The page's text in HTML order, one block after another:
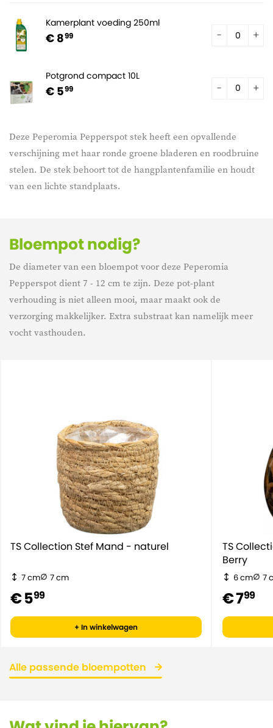
Deze Peperomia Pepperspot stek heeft een opvallende
verschijning met haar ronde groene bladeren en roodbruine
stelen. De stek behoort tot de hangplantenfamilie en houdt
van een lichte standplaats.
Kamerplant voeding 250ml
€ 899
Potgrond compact 10L
€ 599
Bloempot nodig?
De diameter van een bloempot voor deze Peperomia
Pepperspot dient 7 - 12 cm te zijn. Deze pot-plant
verhouding is niet alleen mooi, maar maakt ook de
verzorging makkelijker. Extra substraat kan namelijk meer
vocht vasthouden.
TS Collection Stef Mand - naturel
7 cm 7 cm
€ 599
+ In winkelwagen
TS
Berry
6 cm 7
€ 799
Alle passende bloempotten